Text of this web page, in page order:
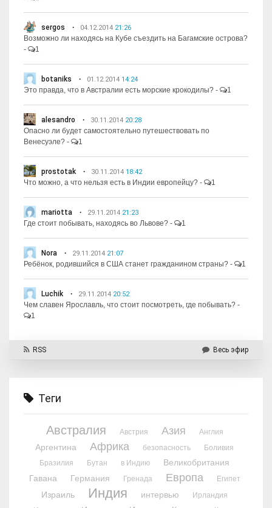
sergos 04.12.2014 21:26
Возможно ли находясь на Кубе съездить на Багамские острова?
-
1
botaniks 01.12.2014 14:24
Это правда, что в Австралии есть морские крокодилы? - 1
alesandro 30.11.2014 20:28
Опасно ли будет самостоятельно путешествовать по
Венесуэле? - 1
prostotak 30.11.2014 18:42
Что можно, а что нельзя есть в Индии европейцу? - 1
mariotta 29.11.2014 21:23
Где стоит побывать, находясь во Львове? - 1
Nora 29.11.2014 21:07
Ребёнок, родившийся в США станет гражданином страны? - 1
Luchik 29.11.2014 20:52
Чем славен Ярославль, что стоит посмотреть, где побывать? -
1
RSS Весь эфир
Теги
Австралия Австрия Азия Англия
Аргентина Африка безопасность
Боливия
Бразилия
Бутан в Индию
Великобритания
Гавана
Германия Гренада Европа Египет
Израиль Индия интервью
Ирландия